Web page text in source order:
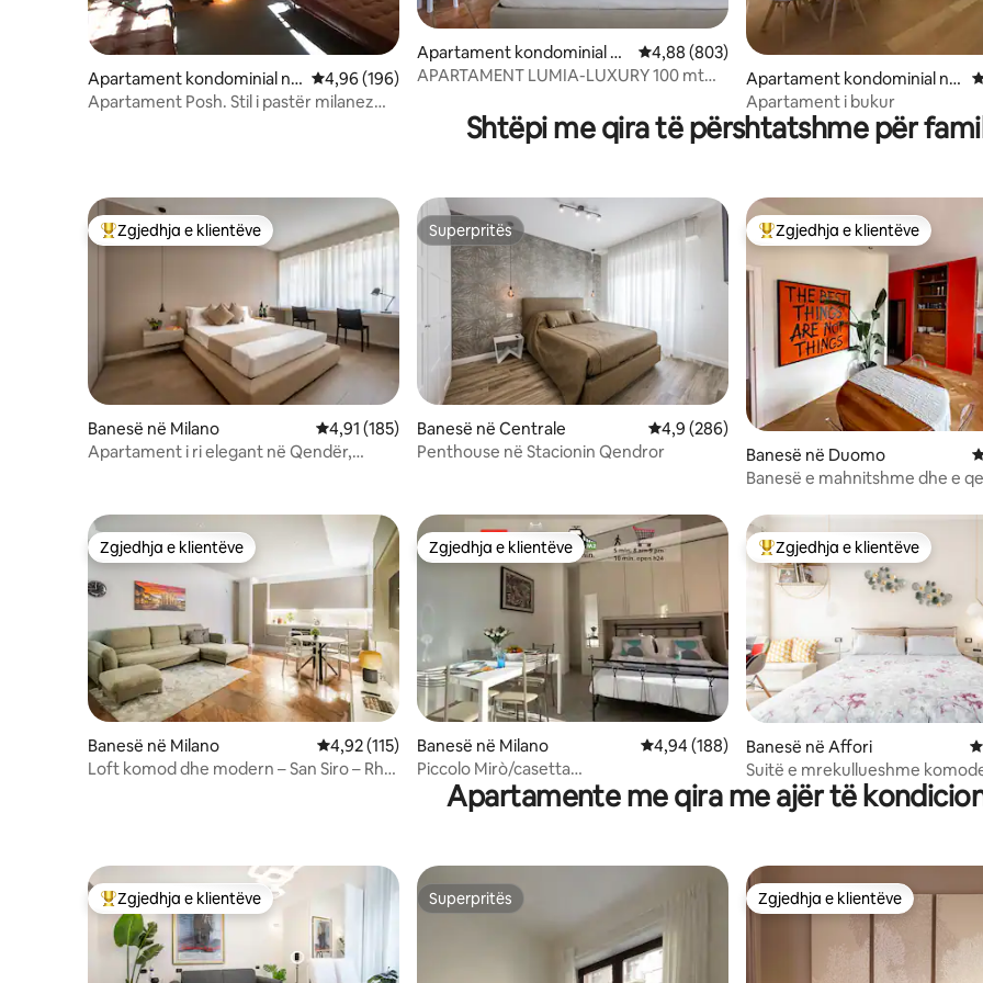
Apartament kondominial në
Isola
Vlerësimi mesatar 4,96 nga 5, 196 vlerësime
4,96 (196)
Apartament Posh. Stil i pastër milanez
Apartament kondominial në
Centrale
Vlerësimi mesatar 4,88 nga 5, 803 vlerësime
4,88 (803)
APARTAMENT LUMIA-LUXURY 100 mt
Apartament kondominial në
Centrale
Apartament i bukur
Shtëpi me qira të përshtatshme për
Më të mirat e zgjedhjeve të klientëve
Zgjedhja e klientëve
Banesë në Milano Vlerësimi mesatar 4,91 nga 5, 185 vlerësime
4,91 (185)
Apartament i ri elegant në Qendër,
Superpritës
Superpritës
Banesë në Centrale Vlerësimi mesatar 4,9 nga 5, 286 vlerësime
4,9 (286)
Penthouse në Stacionin Qendror
Më të mirat e zgjedhjeve të
Zgjedhja e klientëve
Banesë në Duomo
Banesë e mahnitshme dhe e
Zgjedhja e klientëve
Zgjedhja e klientëve
Banesë në Milano Vlerësimi mesatar 4,92 nga 5, 115 vlerësime
4,92 (115)
Loft komod dhe modern – San Siro – Rho
Zgjedhja e klientëve
Zgjedhja e klientëve
Banesë në Milano Vlerësimi mesatar 4,94 nga 5, 188 vlerësime
4,94 (188)
Piccolo Mirò/casetta
relax/comfortable/equipped
Më të mirat e zgjedhjeve të
Zgjedhja e klientëve
Banesë në Affori
Suitë e mrekullueshme
Lorenzo/10 minuta dal Duomo
Apartamente me qira me ajër të
Më të mirat e zgjedhjeve të klientëve
Zgjedhja e klientëve Superpritës
Superpritës Zgjedhja e klientëve
Zgjedhja e klientëve